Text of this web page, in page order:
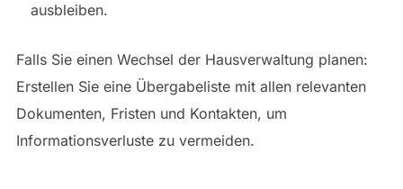
ausbleiben.
Falls Sie einen Wechsel der Hausverwaltung planen:
Erstellen Sie eine Übergabeliste mit allen relevanten
Dokumenten, Fristen und Kontakten, um
Informationsverluste zu vermeiden.